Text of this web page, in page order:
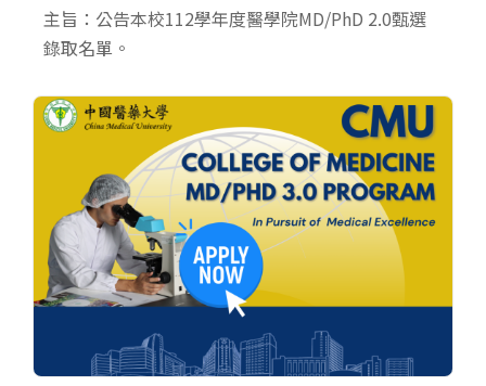
主旨：公告本校112學年度醫學院MD/PhD 2.0甄選
錄取名單。